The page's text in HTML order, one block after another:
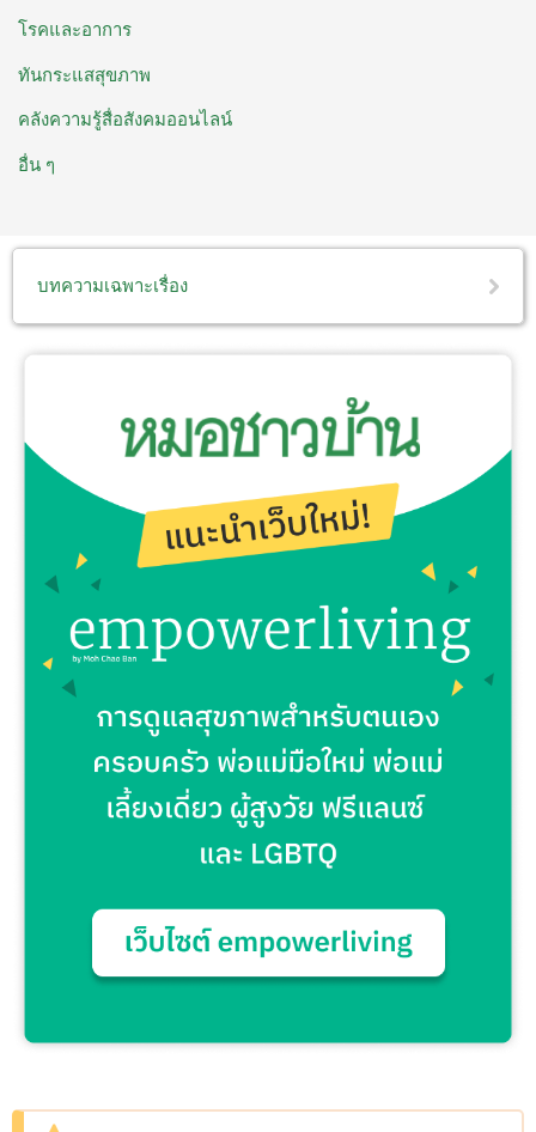
โรคและอาการ
ทันกระแสสุขภาพ
คลังความรู้สื่อสังคมออนไลน์
อื่น ๆ
บทความเฉพาะเรื่อง